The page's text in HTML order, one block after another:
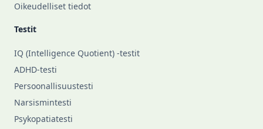
Oikeudelliset tiedot
Testit
IQ (Intelligence Quotient) -testit
ADHD-testi
Persoonallisuustesti
Narsismintesti
Psykopatiatesti